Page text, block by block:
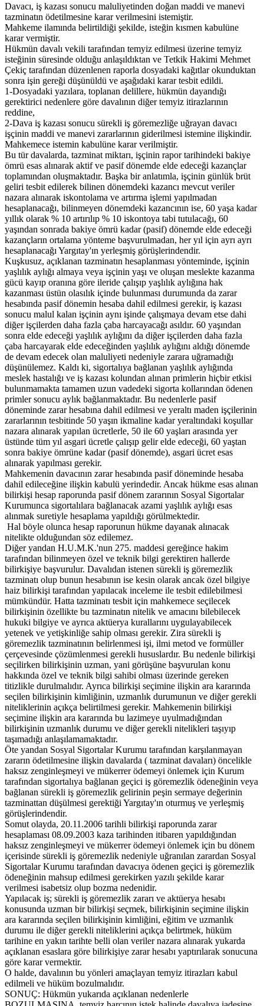
Davacı, iş kazası sonucu maluliyetinden doğan maddi ve manevi
tazminatın ödetilmesine karar verilmesini istemiştir.
Mahkeme ilamında belirtildiği şekilde, isteğin kısmen kabulüne
karar vermiştir.
Hükmün davalı vekili tarafından temyiz edilmesi üzerine temyiz
isteğinin süresinde olduğu anlaşıldıktan ve Tetkik Hakimi Mehmet
Çekiç tarafından düzenlenen raporla dosyadaki kağıtlar okunduktan
sonra işin gereği düşünüldü ve aşağıdaki karar tesbit edildi.
1-Dosyadaki yazılara, toplanan delillere, hükmün dayandığı
gerektirici nedenlere göre davalının diğer temyiz itirazlarının
reddine,
2-Dava iş kazası sonucu sürekli iş göremezliğe uğrayan davacı
işçinin maddi ve manevi zararlarının giderilmesi istemine ilişkindir.
Mahkemece istemin kabulüne karar verilmiştir.
Bu tür davalarda, tazminat miktarı, işçinin rapor tarihindeki bakiye
ömrü esas alınarak aktif ve pasif dönemde elde edeceği kazançlar
toplamından oluşmaktadır. Başka bir anlatımla, işçinin günlük brüt
geliri tesbit edilerek bilinen dönemdeki kazancı mevcut veriler
nazara alınarak iskontolama ve artırma işlemi yapılmadan
hesaplanacağı, bilinmeyen dönemdeki kazancının ise, 60 yaşa kadar
yıllık olarak % 10 artırılıp % 10 iskontoya tabi tutulacağı, 60
yaşından sonrada bakiye ömrü kadar (pasif) dönemde elde edeceği
kazançların ortalama yönteme başvurulmadan, her yıl için ayrı ayrı
hesaplanacağı Yargıtay'ın yerleşmiş görüşlerindendir.
Kuşkusuz, açıklanan tazminatın hesaplanması yönteminde, işçinin
yaşlılık aylığı almaya veya işçinin yaşı ve oluşan meslekte kazanma
gücü kayıp oranına göre ileride çalışıp yaşlılık aylığına hak
kazanması üstün olasılık içinde bulunması durumunda da zarar
hesabında pasif dönemin hesaba dahil edilmesi gerekir, iş kazası
sonucu malul kalan işçinin aynı işinde çalışmaya devam etse dahi
diğer işçilerden daha fazla çaba harcayacağı asıldır. 60 yaşından
sonra elde edeceği yaşlılık aylığını da diğer işçilerden daha fazla
çaba harcayarak elde edeceğinden yaşlılık aylığını aldığı dönemde
de devam edecek olan maluliyeti nedeniyle zarara uğramadığı
düşünülemez. Kaldı ki, sigortalıya bağlanan yaşlılık aylığında
meslek hastalığı ve iş kazası kolundan alınan primlerin hiçbir etkisi
bulunmamakta tamamen uzun vadedeki sigorta kollarından ödenen
primler sonucu aylık bağlanmaktadır. Bu nedenlerle pasif
döneminde zarar hesabına dahil edilmesi ve yeraltı maden işçilerinin
zararlarının tesbitinde 50 yaşın ikmaline kadar yeraltındaki koşullar
nazara alınarak yapılan ücretlerle, 50 ile 60 yaşları arasında yer
üstünde tüm yıl asgari ücretle çalışıp gelir elde edeceği, 60 yaştan
sonra bakiye ömrüne kadar (pasif dönemde), asgari ücret esas
alınarak yapılması gerekir.
Mahkemenin davacının zarar hesabında pasif döneminde hesaba
dahil edileceğine ilişkin kabulü yerindedir. Ancak hükme esas alınan
bilirkişi hesap raporunda pasif dönem zararının Sosyal Sigortalar
Kurumunca sigortalılara bağlanacak azami yaşlılık aylığı esas
alınmak suretiyle hesaplama yapıldığı görülmektedir.
Hal böyle olunca hesap raporunun hükme dayanak alınacak
nitelikte olduğundan söz edilemez.
Diğer yandan H.U.M.K.'nun 275. maddesi gereğince hakim
tarafından bilinmeyen özel ve teknik bilgi gerektiren hallerde
bilirkişiye başvurulur. Davalıdan istenen sürekli iş göremezlik
tazminatı olup bunun hesabının ise kesin olarak ancak özel bilgiye
haiz bilirkişi tarafından yapılacak inceleme ile tesbit edilebilmesi
mümkündür. Hatta tazminatı tesbit için mahkemece seçilecek
bilirkişinin özellikte bu tazminatın nitelik ve amacını bilebilecek
hukuki bilgiye ve ayrıca aktüerya kurallarını uygulayabilecek
yetenek ve yetişkinliğe sahip olması gerekir. Zira sürekli iş
göremezlik tazminatının belirlenmesi işi, ilmi metod ve formüller
çerçevesinde çözümlenmesi gerekli hususlardır. Bu nedenle bilirkişi
seçilirken bilirkişinin uzman, yani görüşüne başvurulan konu
hakkında özel ve teknik bilgi sahibi olması üzerinde gereken
titizlikle durulmalıdır. Ayrıca bilirkişi seçimine ilişkin ara kararında
seçilen bilirkişinin kimliğinin, uzmanlık durumunun ve diğer gerekli
niteliklerinin açıkça belirtilmesi gerekir. Mahkemenin bilirkişi
seçimine ilişkin ara kararında bu lazimeye uyulmadığından
bilirkişinin uzmanlık durumu ve diğer gerekli nitelikleri taşıyıp
taşımadığı anlaşılamamaktadır.
Öte yandan Sosyal Sigortalar Kurumu tarafından karşılanmayan
zararın ödetilmesine ilişkin davalarda ( tazminat davaları) öncelikle
haksız zenginleşmeyi ve mükerrer ödemeyi önlemek için Kurum
tarafından sigortalıya bağlanan geçici iş göremezlik ödeneğinin veya
bağlanan sürekli iş göremezlik gelirinin peşin sermaye değerinin
tazminattan düşülmesi gerektiği Yargıtay'ın oturmuş ve yerleşmiş
görüşlerindendir.
Somut olayda, 20.11.2006 tarihli bilirkişi raporunda zarar
hesaplaması 08.09.2003 kaza tarihinden itibaren yapıldığından
haksız zenginleşmeyi ve mükerrer ödemeyi önlemek için bu dönem
içerisinde sürekli iş göremezlik nedeniyle uğranılan zarardan Sosyal
Sigortalar Kurumu tarafından davacıya ödenen geçici iş göremezlik
ödeneğinin mahsup edilmesi gerekirken yazılı şekilde karar
verilmesi isabetsiz olup bozma nedenidir.
Yapılacak iş; sürekli iş göremezlik zararı ve aktüerya hesabı
konusunda uzman bir bilirkişi seçmek, bilirkişinin seçimine ilişkin
ara kararında seçilen bilirkişinin kimliğini, eğitim ve uzmanlık
durumu ile diğer gerekli niteliklerini açıkça belirtmek, hüküm
tarihine en yakın tarihte belli olan veriler nazara alınarak yukarda
açıklanan esaslara göre bilirkişiye zarar hesabı yaptırılarak sonucuna
göre karar vermektir.
O halde, davalının bu yönleri amaçlayan temyiz itirazları kabul
edilmeli ve hüküm bozulmalıdır.
SONUÇ: Hükmün yukarıda açıklanan nedenlerle